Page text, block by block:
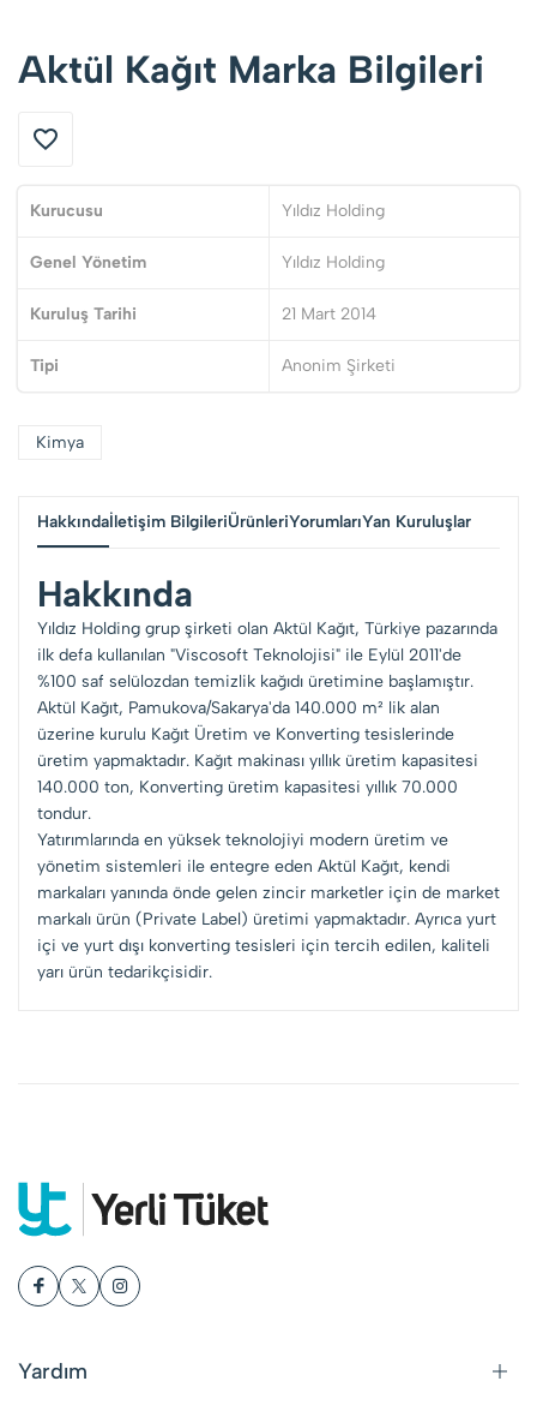
Aktül Kağıt Marka Bilgileri
Kurucusu Yıldız Holding
Genel Yönetim Yıldız Holding
Kuruluş Tarihi 21 Mart 2014
Tipi Anonim Şirketi
Kimya
Hakkındaİletişim BilgileriÜrünleriYorumlarıYan Kuruluşlar
Hakkında
Yıldız Holding grup şirketi olan Aktül Kağıt, Türkiye pazarında
ilk defa kullanılan "Viscosoft Teknolojisi" ile Eylül 2011'de
%100 saf selülozdan temizlik kağıdı üretimine başlamıştır.
Aktül Kağıt, Pamukova/Sakarya'da 140.000 m² lik alan
üzerine kurulu Kağıt Üretim ve Konverting tesislerinde
üretim yapmaktadır. Kağıt makinası yıllık üretim kapasitesi
140.000 ton, Konverting üretim kapasitesi yıllık 70.000
tondur.
Yatırımlarında en yüksek teknolojiyi modern üretim ve
yönetim sistemleri ile entegre eden Aktül Kağıt, kendi
markaları yanında önde gelen zincir marketler için de market
markalı ürün (Private Label) üretimi yapmaktadır. Ayrıca yurt
içi ve yurt dışı konverting tesisleri için tercih edilen, kaliteli
yarı ürün tedarikçisidir.
Yardım